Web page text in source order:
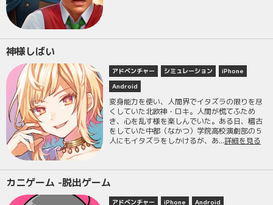
神様しばい
アドベンチャー シミュレーション
iPhone
Android
変身能力を使い、人間界でイタズラの限りを尽
くしていた北欧神・ロキ。人間が慌てふため
き、心を乱す様を楽しんでいた。ある日、稽古
をしていた中都（なかつ）学院高校演劇部の５
人にもイタズラをしかけるが、あ...詳細を見る
カニゲーム -脱出ゲーム
アドベンチャー iPhone Android